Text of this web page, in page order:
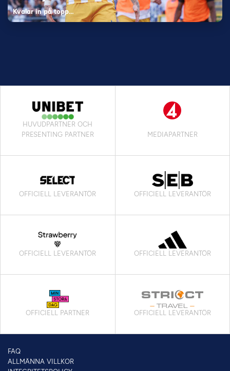
Kvalar in på topp…
HUVUDPARTNER OCH
PRESENTING PARTNER
MEDIAPARTNER
OFFICIELL LEVERANTÖR OFFICIELL LEVERANTÖR
OFFICIELL LEVERANTÖR OFFICIELL LEVERANTÖR
OFFICIELL PARTNER OFFICIELL LEVERANTÖR
FAQ
ALLMÄNNA VILLKOR